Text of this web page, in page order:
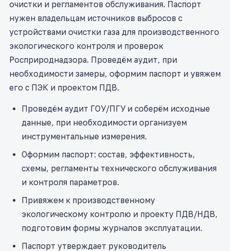
очистки и регламентов обслуживания. Паспорт
нужен владельцам источников выбросов с
устройствами очистки газа для производственного
экологического контроля и проверок
Росприроднадзора. Проведём аудит, при
необходимости замеры, оформим паспорт и увяжем
его с ПЭК и проектом ПДВ.
Проведём аудит ГОУ/ПГУ и соберём исходные
данные, при необходимости организуем
инструментальные измерения.
Оформим паспорт: состав, эффективность,
схемы, регламенты технического обслуживания
и контроля параметров.
Привяжем к производственному
экологическому контролю и проекту ПДВ/НДВ,
подготовим формы журналов эксплуатации.
Паспорт утверждает руководитель